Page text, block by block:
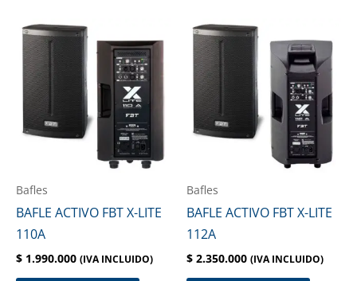
Bafles
BAFLE ACTIVO FBT X-LITE
110A
$ 1.990.000 (IVA INCLUIDO)
Bafles
BAFLE ACTIVO FBT X-LITE
112A
$ 2.350.000 (IVA INCLUIDO)